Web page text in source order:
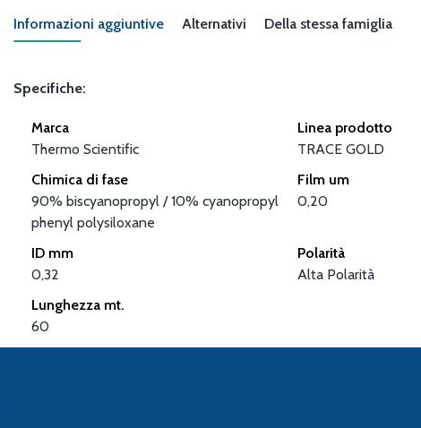
Informazioni aggiuntive Alternativi Della stessa famiglia
Specifiche:
Marca
Thermo Scientific
Linea prodotto
TRACE GOLD
Chimica di fase
90% biscyanopropyl / 10% cyanopropyl
phenyl polysiloxane
Film um
0,20
ID mm
0,32
Polarità
Alta Polarità
Lunghezza mt.
60